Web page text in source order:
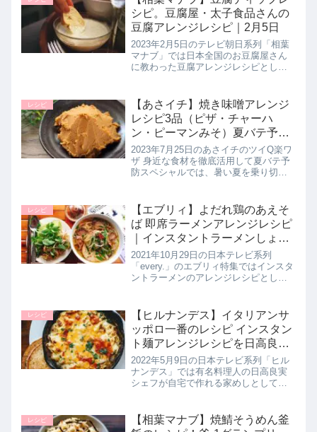
わし缶の絶望パスタ】の作り方...
シピ。豆腐屋・太子食品さんの
豆腐アレンジレシピ｜2月5日
2023年2月5日のテレビ朝日系列「相葉
マナブ」では日本全国のお豆腐屋さん
に教わった豆腐アレンジレシピとして
れたのでポイントともに詳しく紹介し
ます。>>相葉マナブ記事一覧は...
レシピ
【あさイチ】焼き味噌アレンジ
レシピ3品（ピザ・チャーハ
ン・ピーマンみそ）夏バテ予防
レシピ｜7月25日
2023年7月25日のあさイチのツイQ楽ワ
ザ 身近な食材を徹底活用して夏バテ予
防スペシャルでは、暑い夏を乗り切る
えてくれたので詳しく紹介します。い
ろんな魚を使ってもOKです...
レシピ
【エブリィ】よだれ鶏のあえそ
ば 即席ラーメンアレンジレシピ
｜インスタントラーメンしょう
ゆ味が激変！10月29日
2021年10月29日の日本テレビ系列
「every.」のエブリィ特集ではインスタ
ントラーメンのアレンジレシピとして
>>every.記事一覧はこちら>>every.記事
一覧はこ...
レシピ
【ヒルナンデス】イタリアンサ
ッポロ一番のレシピ インスタン
ト麺アレンジレシピを日高良実
シェフが伝授｜5月9日
2022年5月9日の日本テレビ系列「ヒル
ナンデス」では有名料理人の日高良実
シェフが自宅で作れる家めしとしてイ
サッポロ一番】の作り方を教えてくれ
たので詳しく紹介します。>>ヒ...
レシピ
【相葉マナブ】焼鯖そうめん釜